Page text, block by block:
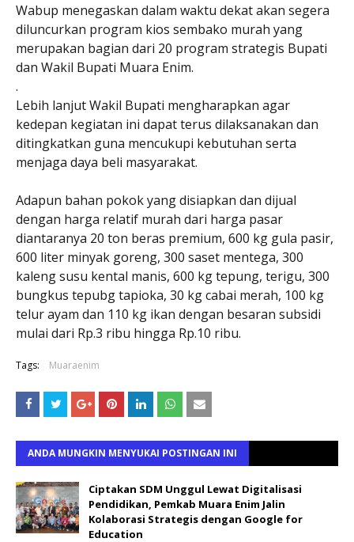
Wabup menegaskan dalam waktu dekat akan segera
diluncurkan program kios sembako murah yang
merupakan bagian dari 20 program strategis Bupati
dan Wakil Bupati Muara Enim.
.
Lebih lanjut Wakil Bupati mengharapkan agar
kedepan kegiatan ini dapat terus dilaksanakan dan
ditingkatkan guna mencukupi kebutuhan serta
menjaga daya beli masyarakat.
Adapun bahan pokok yang disiapkan dan dijual
dengan harga relatif murah dari harga pasar
diantaranya 20 ton beras premium, 600 kg gula pasir,
600 liter minyak goreng, 300 saset mentega, 300
kaleng susu kental manis, 600 kg tepung, terigu, 300
bungkus tepubg tapioka, 30 kg cabai merah, 100 kg
telur ayam dan 110 kg ikan dengan besaran subsidi
mulai dari Rp.3 ribu hingga Rp.10 ribu.
Tags: Muaraenim
ANDA MUNGKIN MENYUKAI POSTINGAN INI
Ciptakan SDM Unggul Lewat Digitalisasi
Pendidikan, Pemkab Muara Enim Jalin
Kolaborasi Strategis dengan Google for
Education